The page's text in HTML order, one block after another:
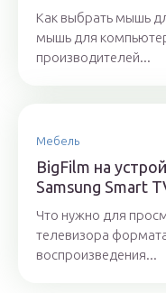
Как выбрать мышь
мышь для
производителей...
Мебель
BigFilm на
Samsung Smart
Что нужно для
телевизора
воспроизведения...